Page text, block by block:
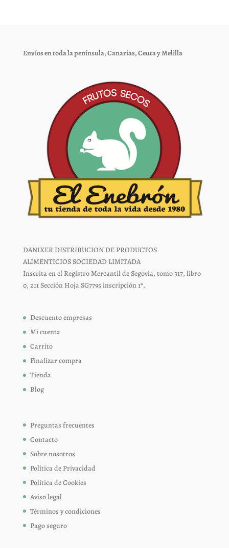
elegir
página
de
Envíos en toda la península, Canarias, Ceuta y Melilla
DANIKER DISTRIBUCION DE PRODUCTOS
ALIMENTICIOS SOCIEDAD LIMITADA
Inscrita en el Registro Mercantil de Segovia, tomo 317, libro
0, 211 Sección Hoja SG7795 inscripción 1ª.
Descuento empresas
Mi cuenta
Carrito
Finalizar compra
Tienda
Blog
Preguntas frecuentes
Contacto
Sobre nosotros
Política de Privacidad
Política de Cookies
Aviso legal
Términos y condiciones
Pago seguro